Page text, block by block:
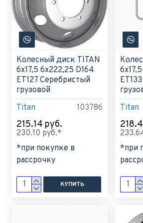
Titan 103786
Колесный диск TITAN
6x17,5 6x222,25 D164
ET127 Серебристый
грузовой
215.14 руб.
230.10 руб.*
*при покупке в
рассрочку
КУПИТЬ
Titan
*при